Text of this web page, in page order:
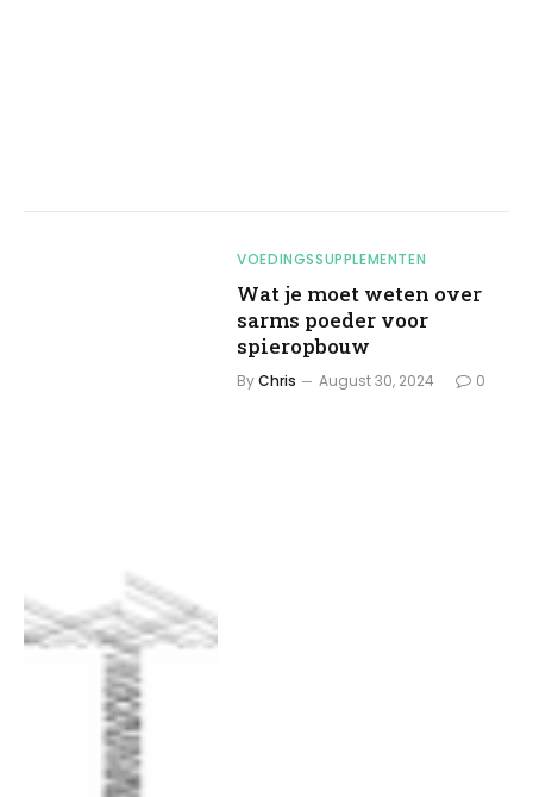
VOEDINGSSUPPLEMENTEN
Wat je moet weten over
sarms poeder voor
spieropbouw
ByChris August 30, 2024 0